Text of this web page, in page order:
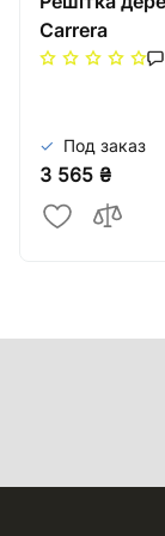
Carrera
Под заказ
3 565 ₴